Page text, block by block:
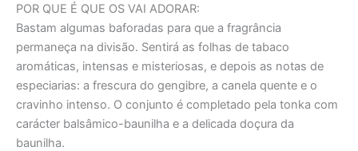
POR QUE É QUE OS VAI ADORAR:
Bastam algumas baforadas para que a fragrância
permaneça na divisão. Sentirá as folhas de tabaco
aromáticas, intensas e misteriosas, e depois as notas de
especiarias: a frescura do gengibre, a canela quente e o
cravinho intenso. O conjunto é completado pela tonka com
carácter balsâmico-baunilha e a delicada doçura da
baunilha.